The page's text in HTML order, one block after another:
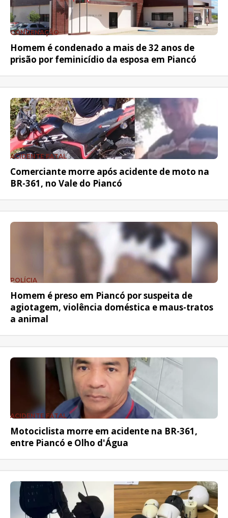
CONDENAÇÃO
Homem é condenado a mais de 32 anos de
prisão por feminicídio da esposa em Piancó
ACIDENTE FATAL
Comerciante morre após acidente de moto na
BR-361, no Vale do Piancó
POLÍCIA
Homem é preso em Piancó por suspeita de
agiotagem, violência doméstica e maus-tratos
a animal
ACIDENTE FATAL
Motociclista morre em acidente na BR-361,
entre Piancó e Olho d'Água